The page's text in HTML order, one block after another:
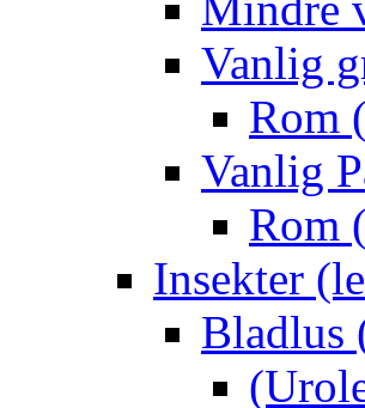
Vanlig
Rom
Vanlig
Rom
Insekter
Bladlus